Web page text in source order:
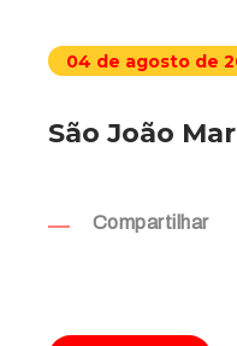
04 de agosto de
São João
Compartilhar